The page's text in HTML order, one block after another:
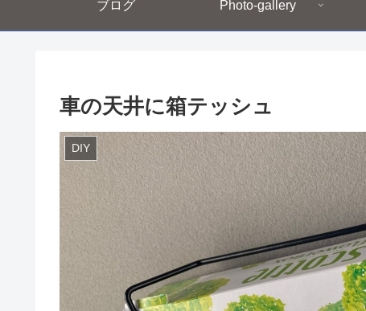
ブログ Photo-gallery
車の天井に箱テッシュ
DIY